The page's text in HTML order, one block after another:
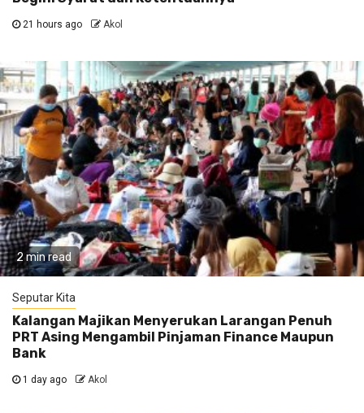
21 hours ago Akol
2 min read
Seputar Kita
Kalangan Majikan Menyerukan Larangan Penuh
PRT Asing Mengambil Pinjaman Finance Maupun
Bank
1 day ago Akol